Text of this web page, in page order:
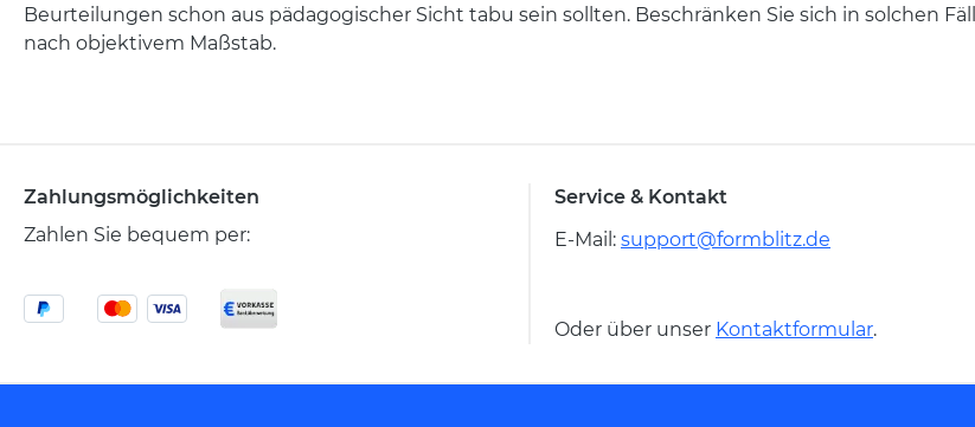
Beurteilungen schon aus pädagogischer Sicht tabu sein sollten. Beschränken Sie sich in solchen
nach objektivem Maßstab.
Zahlungsmöglichkeiten
Zahlen Sie bequem per:
Service & Kontakt
E-Mail: support@formblitz.de
Oder über unser Kontaktformular.